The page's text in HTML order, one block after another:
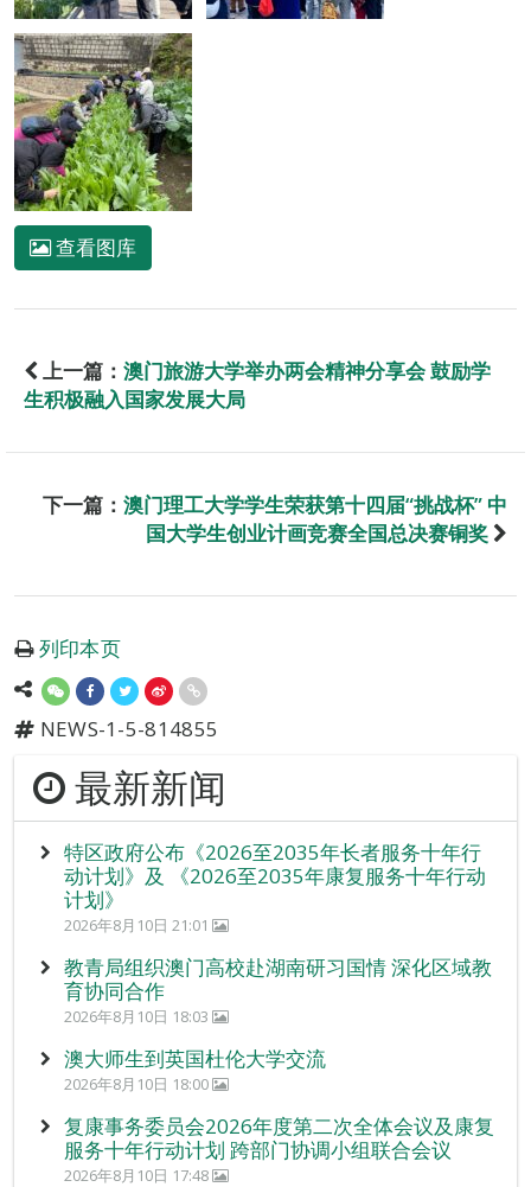
查看图库
上一篇： 澳门旅游大学举办两会精神分享会 鼓励学
生积极融入国家发展大局
下一篇： 澳门理工大学学生荣获第十四届“挑战杯” 中
国大学生创业计画竞赛全国总决赛铜奖
列印本页
NEWS-1-5-814855
最新新闻
特区政府公布《2026至2035年长者服务十年行
动计划》及 《2026至2035年康复服务十年行动
计划》
2026年8月10日 21:01
教青局组织澳门高校赴湖南研习国情 深化区域教
育协同合作
2026年8月10日 18:03
澳大师生到英国杜伦大学交流
2026年8月10日 18:00
复康事务委员会2026年度第二次全体会议及康复
服务十年行动计划 跨部门协调小组联合会议
2026年8月10日 17:48